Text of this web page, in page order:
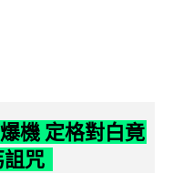
機 定格對白竟
詛咒